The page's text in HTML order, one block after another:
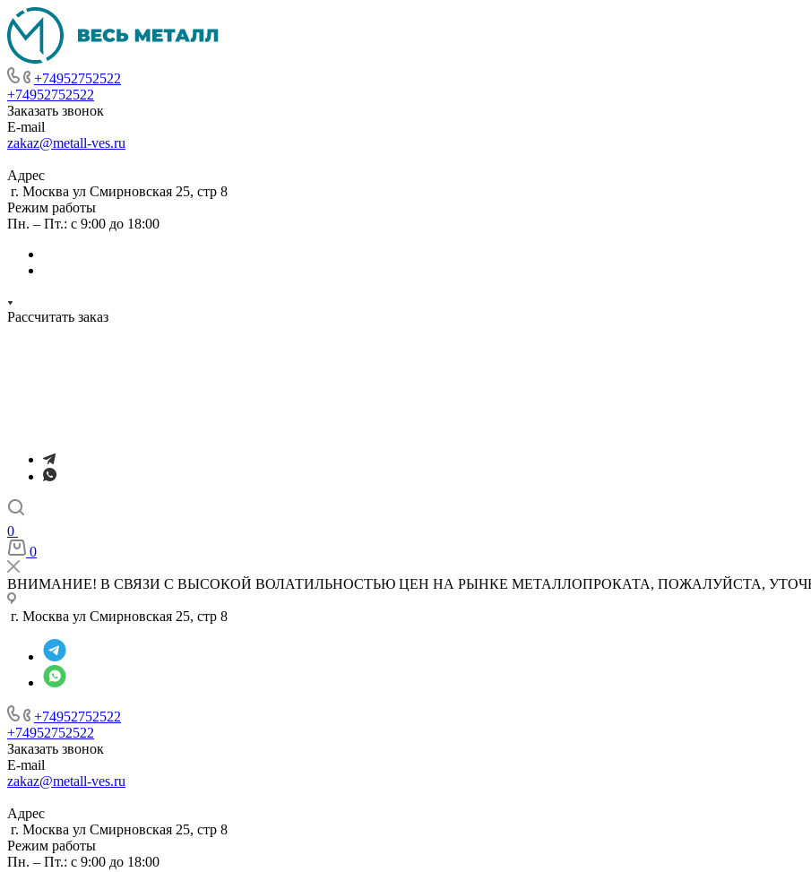
+74952752522
+74952752522
Заказать звонок
E-mail
zakaz@metall-ves.ru
Адрес
г. Москва ул Смирновская 25, стр 8
Режим работы
Пн. – Пт.: с 9:00 до 18:00
Рассчитать заказ
0
0
ВНИМАНИЕ! В СВЯЗИ С ВЫСОКОЙ ВОЛАТИЛЬНОСТЬЮ ЦЕН НА РЫНКЕ МЕТАЛЛОПРОКАТА, ПОЖАЛУЙСТА,
г. Москва ул Смирновская 25, стр 8
+74952752522
+74952752522
Заказать звонок
E-mail
zakaz@metall-ves.ru
Адрес
г. Москва ул Смирновская 25, стр 8
Режим работы
Пн. – Пт.: с 9:00 до 18:00